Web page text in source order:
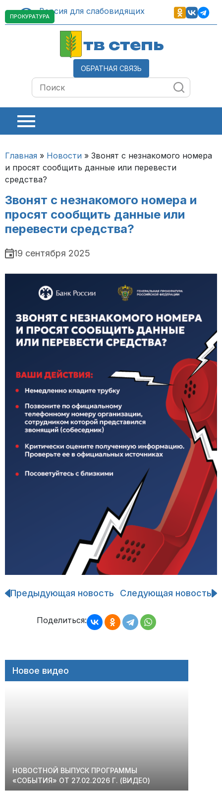
Версия для слабовидящих
тв степь
ОБРАТНАЯ СВЯЗЬ
Главная » Новости » Звонят с незнакомого номера
и просят сообщить данные или перевести
средства?
Звонят с незнакомого номера и
просят сообщить данные или
перевести средства?
ПРОКУРАТУРА
19 сентября 2025
Навигация
записям
Предыдующая новость Следующая новость
Поделиться:
Новое видео
НОВОСТНОЙ ВЫПУСК ПРОГРАММЫ
«СОБЫТИЯ» ОТ 27.02.2026 Г. (ВИДЕО)